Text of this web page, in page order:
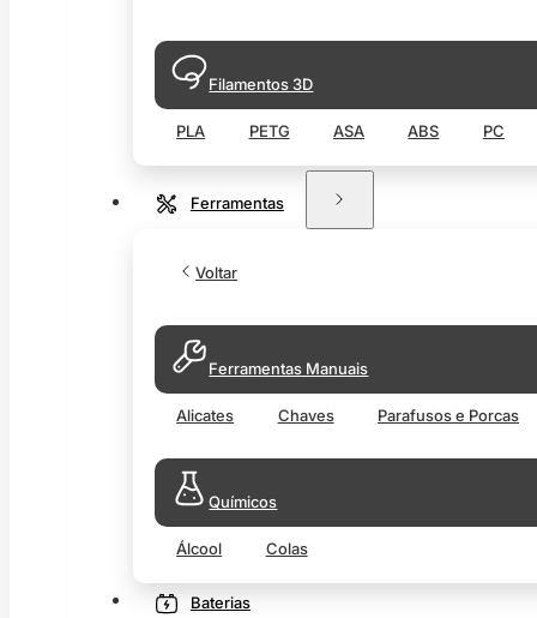
Filamentos 3D
PLA PETG ASA ABS PC
Ferramentas
Voltar
Ferramentas Manuais
Alicates Chaves Parafusos e Porcas
Químicos
Álcool Colas
Baterias